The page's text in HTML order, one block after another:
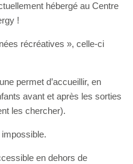
hébergé au Centre
!
récréatives », celle-ci
permet d’accueillir, en
avant et après les sorties
les chercher).
en dehors de